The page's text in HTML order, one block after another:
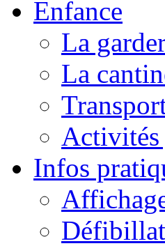
Enfance
La
La
Activités
Infos